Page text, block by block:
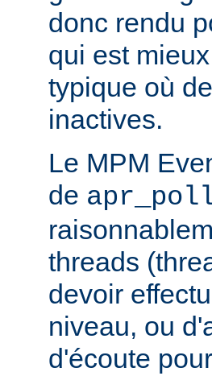
donc rendu
qui est
typique où
inactives.
Le MPM
de
threads
devoir
niveau, ou
d'écoute